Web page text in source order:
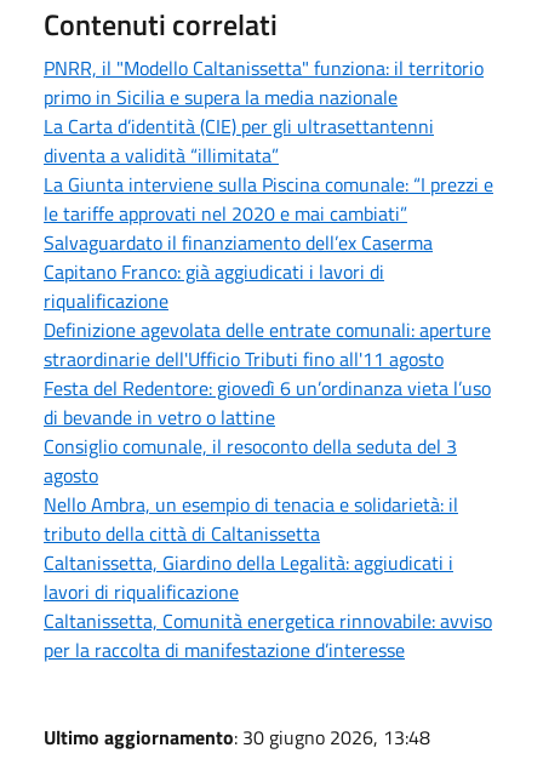
Contenuti correlati
PNRR, il "Modello Caltanissetta" funziona: il territorio
primo in Sicilia e supera la media nazionale
La Carta d’identità (CIE) per gli ultrasettantenni
diventa a validità “illimitata”
La Giunta interviene sulla Piscina comunale: “I prezzi e
le tariffe approvati nel 2020 e mai cambiati”
Salvaguardato il finanziamento dell’ex Caserma
Capitano Franco: già aggiudicati i lavori di
riqualificazione
Definizione agevolata delle entrate comunali: aperture
straordinarie dell'Ufficio Tributi fino all'11 agosto
Festa del Redentore: giovedì 6 un’ordinanza vieta l’uso
di bevande in vetro o lattine
Consiglio comunale, il resoconto della seduta del 3
agosto
Nello Ambra, un esempio di tenacia e solidarietà: il
tributo della città di Caltanissetta
Caltanissetta, Giardino della Legalità: aggiudicati i
lavori di riqualificazione
Caltanissetta, Comunità energetica rinnovabile: avviso
per la raccolta di manifestazione d’interesse
Ultimo aggiornamento: 30 giugno 2026, 13:48